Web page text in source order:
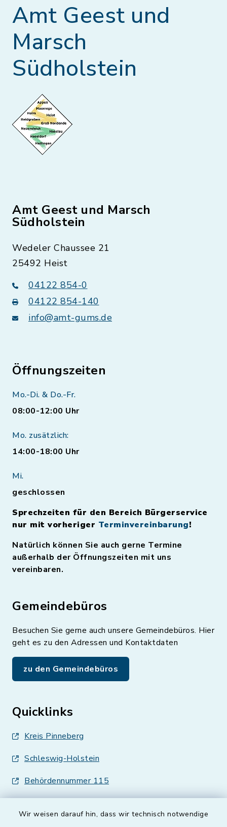
Wir weisen darauf hin, dass wir technisch notwendige
Amt Geest und
Marsch
Südholstein
Amt Geest und Marsch
Südholstein
Wedeler Chaussee 21
25492 Heist
04122 854-0
04122 854-140
info@amt-gums.de
Öffnungszeiten
Mo.-Di. & Do.-Fr.
08:00-12:00 Uhr
Mo. zusätzlich:
14:00-18:00 Uhr
Mi.
geschlossen
Sprechzeiten für den Bereich Bürgerservice
nur mit vorheriger Terminvereinbarung!
Natürlich können Sie auch gerne Termine
außerhalb der Öffnungszeiten mit uns
vereinbaren.
Gemeindebüros
Besuchen Sie gerne auch unsere Gemeindebüros. Hier
geht es zu den Adressen und Kontaktdaten
zu den Gemeindebüros
Quicklinks
Kreis Pinneberg
Schleswig-Holstein
Behördennummer 115